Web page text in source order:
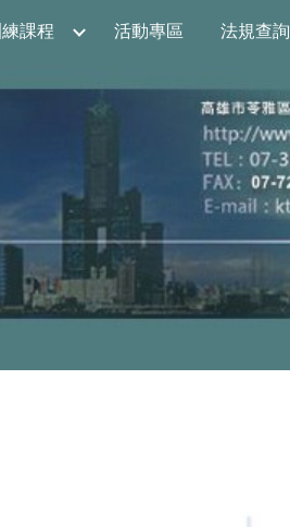
課程 活動專區 法規查詢